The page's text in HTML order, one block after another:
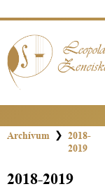
Archívum
❯ 2018-
2019
2018-2019